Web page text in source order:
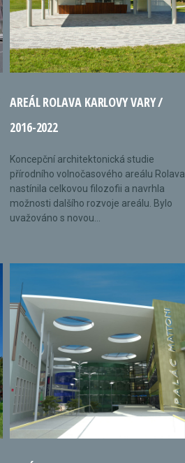
AREÁL ROLAVA KARLOVY VARY /
2016-2022
Koncepční architektonická studie
přírodního volnočasového areálu Rolava
nastínila celkovou filozofii a navrhla
možnosti dalšího rozvoje areálu. Bylo
uvažováno s novou...